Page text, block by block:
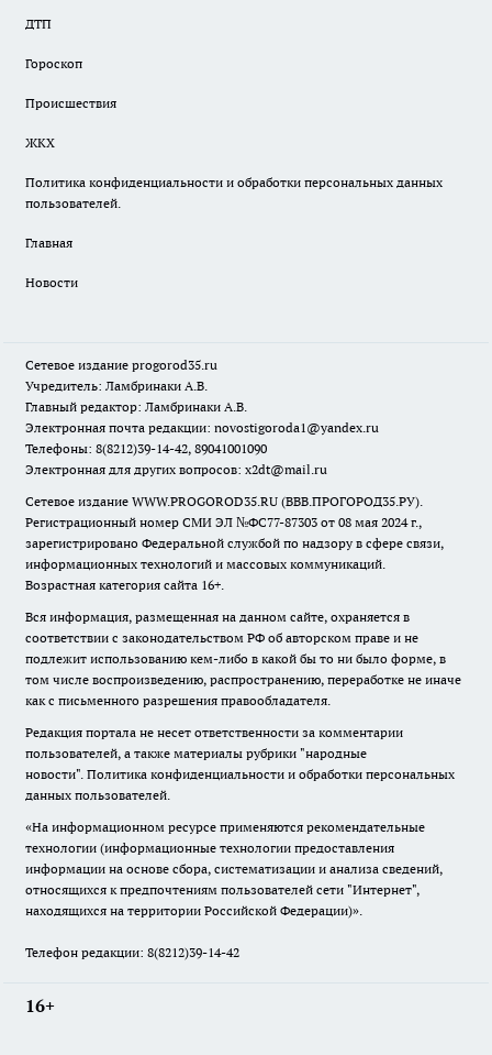
ДТП
Гороскоп
Происшествия
ЖКХ
Политика конфиденциальности и обработки персональных данных
пользователей.
Главная
Новости
Сетевое издание progorod35.ru
Учредитель: Ламбринаки А.В.
Главный редактор: Ламбринаки А.В.
Электронная почта редакции: novostigoroda1@yandex.ru
Телефоны: 8(8212)39-14-42, 89041001090
Электронная для других вопросов: x2dt@mail.ru
Сетевое издание WWW.PROGOROD35.RU (ВВВ.ПРОГОРОД35.РУ).
Регистрационный номер СМИ ЭЛ №ФС77-87303 от 08 мая 2024 г.,
зарегистрировано Федеральной службой по надзору в сфере связи,
информационных технологий и массовых коммуникаций.
Возрастная категория сайта 16+.
Вся информация, размещенная на данном сайте, охраняется в
соответствии с законодательством РФ об авторском праве и не
подлежит использованию кем-либо в какой бы то ни было форме, в
том числе воспроизведению, распространению, переработке не иначе
как с письменного разрешения правообладателя.
Редакция портала не несет ответственности за комментарии
пользователей, а также материалы рубрики "народные
новости". Политика конфиденциальности и обработки персональных
данных пользователей.
«На информационном ресурсе применяются рекомендательные
технологии (информационные технологии предоставления
информации на основе сбора, систематизации и анализа сведений,
относящихся к предпочтениям пользователей сети "Интернет",
находящихся на территории Российской Федерации)».
Телефон редакции: 8(8212)39-14-42
16+